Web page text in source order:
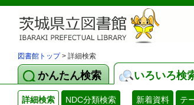
図書館トップ> 詳細検索
かんたん検索 いろいろ検
詳細検索 NDC分類検索 新着資料 テ